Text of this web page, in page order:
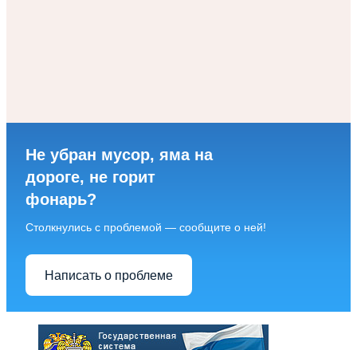
Не убран мусор, яма на
дороге, не горит
фонарь?
Столкнулись с проблемой — сообщите о ней!
Написать о проблеме